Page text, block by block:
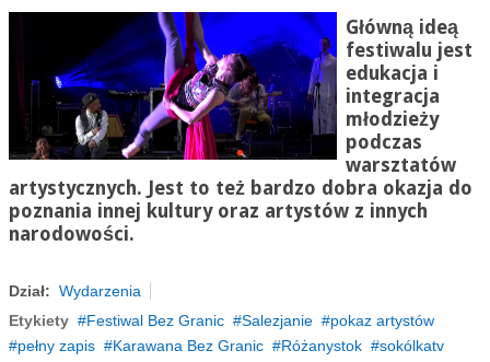
Główną ideą
festiwalu jest
edukacja i
integracja
młodzieży
podczas
warsztatów
artystycznych. Jest to też bardzo dobra okazja do
poznania innej kultury oraz artystów z innych
narodowości.
Dział: Wydarzenia
Etykiety
Festiwal Bez Granic Salezjanie
pokaz artystów
pełny zapis
Karawana Bez Granic Różanystok
sokólkatv